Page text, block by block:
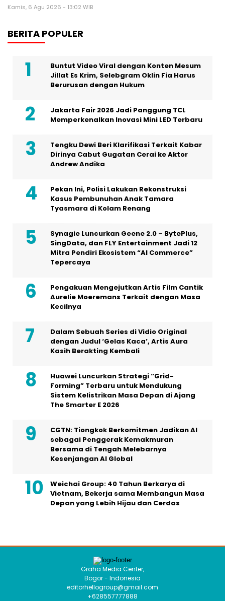
Kamis, 6 Agu 2026 - 13:02 WIB
BERITA POPULER
Buntut Video Viral dengan Konten Mesum
Jillat Es Krim, Selebgram Oklin Fia Harus
Berurusan dengan Hukum
Jakarta Fair 2026 Jadi Panggung TCL
Memperkenalkan Inovasi Mini LED Terbaru
Tengku Dewi Beri Klarifikasi Terkait Kabar
Dirinya Cabut Gugatan Cerai ke Aktor
Andrew Andika
Pekan Ini, Polisi Lakukan Rekonstruksi
Kasus Pembunuhan Anak Tamara
Tyasmara di Kolam Renang
Synagie Luncurkan Geene 2.0 – BytePlus,
SingData, dan FLY Entertainment Jadi 12
Mitra Pendiri Ekosistem “AI Commerce”
Tepercaya
Pengakuan Mengejutkan Artis Film Cantik
Aurelie Moeremans Terkait dengan Masa
Kecilnya
Dalam Sebuah Series di Vidio Original
dengan Judul ‘Gelas Kaca’, Artis Aura
Kasih Berakting Kembali
Huawei Luncurkan Strategi “Grid-
Forming” Terbaru untuk Mendukung
Sistem Kelistrikan Masa Depan di Ajang
The Smarter E 2026
CGTN: Tiongkok Berkomitmen Jadikan AI
sebagai Penggerak Kemakmuran
Bersama di Tengah Melebarnya
Kesenjangan AI Global
Weichai Group: 40 Tahun Berkarya di
Vietnam, Bekerja sama Membangun Masa
Depan yang Lebih Hijau dan Cerdas
Graha Media Center,
Bogor - Indonesia
editorhellogroup@gmail.com
+628557777888